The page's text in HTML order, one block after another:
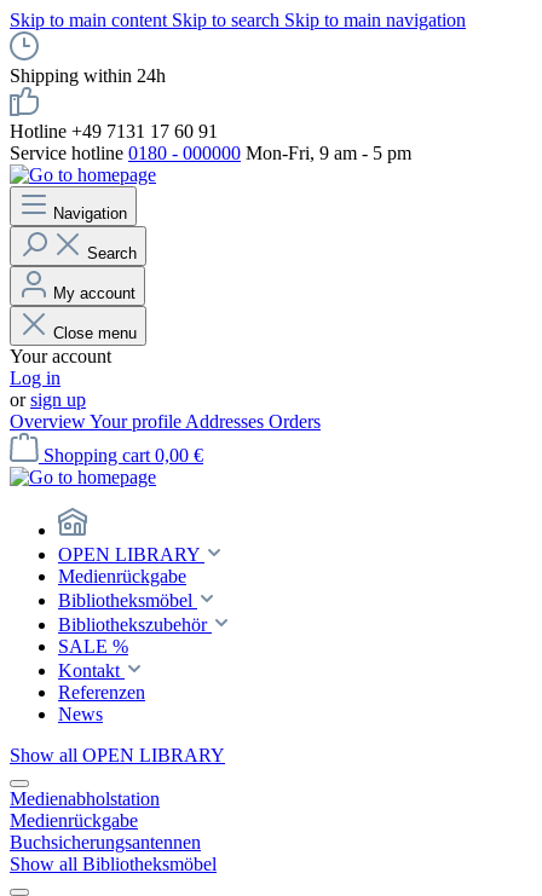
Skip to main content Skip to search Skip to main navigation
Shipping within 24h
Hotline +49 7131 17 60 91
Service hotline 0180 - 000000 Mon-Fri, 9 am - 5 pm
Navigation
Search
My account
Close menu
Your account
Log in
orsign up
OverviewYour profile Addresses Orders
Shopping cart 0,00 €
OPEN LIBRARY
Medienrückgabe
Bibliotheksmöbel
Bibliothekszubehör
SALE %
Kontakt
Referenzen
News
Show all OPEN LIBRARY
Medienabholstation
Medienrückgabe
Buchsicherungsantennen
Show all Bibliotheksmöbel